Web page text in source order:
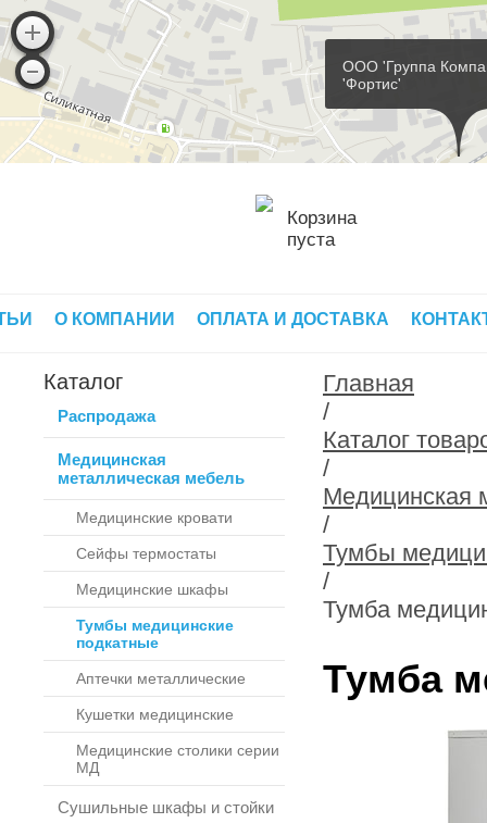
ООО 'Группа
'Фортис'
Корзина
пуста
О КОМПАНИИ ОПЛАТА И ДОСТАВКА
Каталог
Распродажа
Медицинская
металлическая мебель
Медицинские кровати
Сейфы термостаты
Медицинские шкафы
Тумбы медицинские
подкатные
Аптечки металлические
Кушетки медицинские
Медицинские столики серии
МД
Сушильные шкафы и стойки
Главная
/
Каталог
/
Медицинская
/
Тумбы
/
Тумба
Тумба